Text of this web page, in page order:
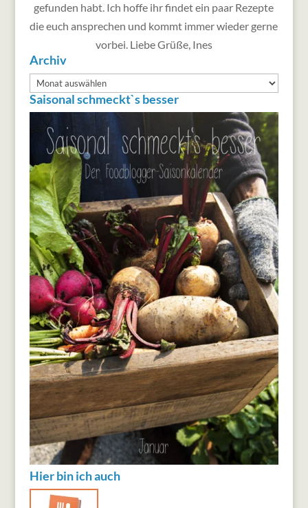
gefunden habt. Ich hoffe ihr findet ein paar Rezepte
die euch ansprechen und kommt immer wieder gerne
vorbei. Liebe Grüße, Ines
Archiv
Archiv
Saisonal schmeckt`s besser
Hier bin ich auch